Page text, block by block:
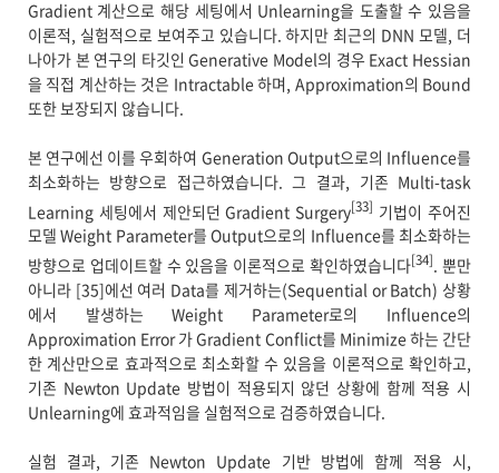
Gradient 계산으로 해당 세팅에서 Unlearning을 도출할 수 있음을
이론적, 실험적으로 보여주고 있습니다. 하지만 최근의 DNN 모델, 더
나아가 본 연구의 타깃인 Generative Model의 경우 Exact Hessian
을 직접 계산하는 것은 Intractable 하며, Approximation의 Bound
또한 보장되지 않습니다.
본 연구에선 이를 우회하여 Generation Output으로의 Influence를
최소화하는 방향으로 접근하였습니다. 그 결과, 기존 Multi-task
Learning 세팅에서 제안되던 Gradient Surgery[33] 기법이 주어진
모델 Weight Parameter를 Output으로의 Influence를 최소화하는
방향으로 업데이트할 수 있음을 이론적으로 확인하였습니다[34] . 뿐만
아니라 [35]에선 여러 Data를 제거하는(Sequential or Batch) 상황
에서 발생하는 Weight Parameter로의 Influence의
Approximation Error 가 Gradient Conflict를 Minimize 하는 간단
한 계산만으로 효과적으로 최소화할 수 있음을 이론적으로 확인하고,
기존 Newton Update 방법이 적용되지 않던 상황에 함께 적용 시
Unlearning에 효과적임을 실험적으로 검증하였습니다.
실험 결과, 기존 Newton Update 기반 방법에 함께 적용 시,